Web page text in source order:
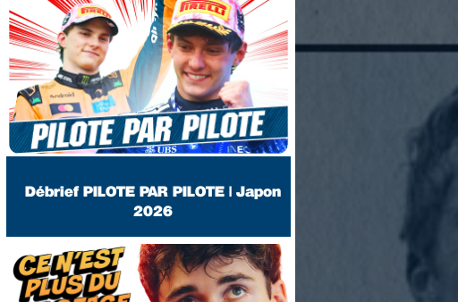
Débrief PILOTE PAR PILOTE | Japon
2026